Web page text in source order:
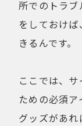
所でのトラ
をしておけ
きるんです。
ここでは、
ための必須
グッズがあ